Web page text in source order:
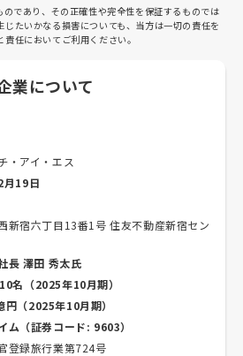
であり、その正確性や完全性を保証するものでは
たいかなる損害についても、当方は一切の責任を
任においてご利用ください。
業について
・アイ・エス
月19日
新宿六丁目13番1号 住友不動産新宿セン
長 澤田 秀太氏
名（2025年10月期）
（2025年10月期）
ム（証券コード: 9603）
登録旅行業第724号